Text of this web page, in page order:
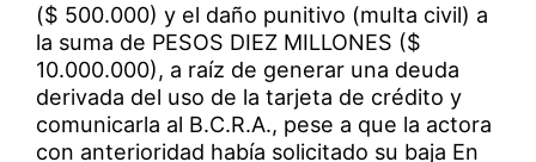
($ 500.000) y el daño punitivo (multa civil) a
la suma de PESOS DIEZ MILLONES ($
10.000.000), a raíz de generar una deuda
derivada del uso de la tarjeta de crédito y
comunicarla al B.C.R.A., pese a que la actora
con anterioridad había solicitado su baja En